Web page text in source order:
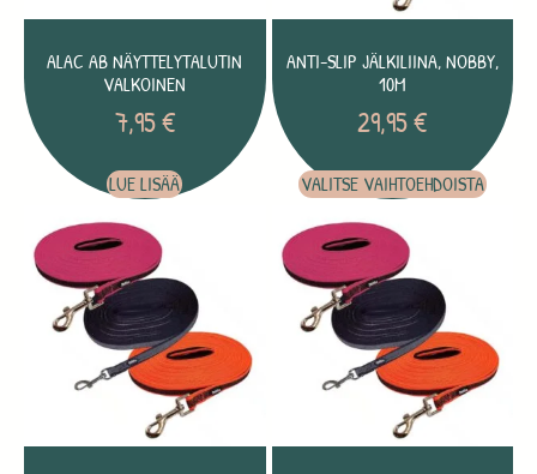
ALAC AB NÄYTTELYTALUTIN
VALKOINEN
7,95€
LUE LISÄÄ
ANTI-SLIP JÄLKILIINA, NOBBY,
10M
29,95€
VALITSE VAIHTOEHDOISTA